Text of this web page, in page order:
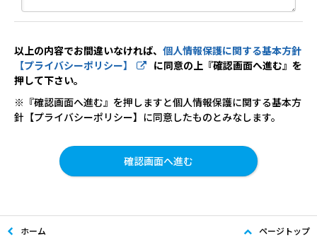
以上の内容でお間違いなければ、 個人情報保護に関する基本方針
【プライバシーポリシー】
に同意の上『確認画面へ進む』を
押して下さい。
※『確認画面へ進む』を押しますと個人情報保護に関する基本方
針【プライバシーポリシー】に同意したものとみなします。
ホーム ページトップ